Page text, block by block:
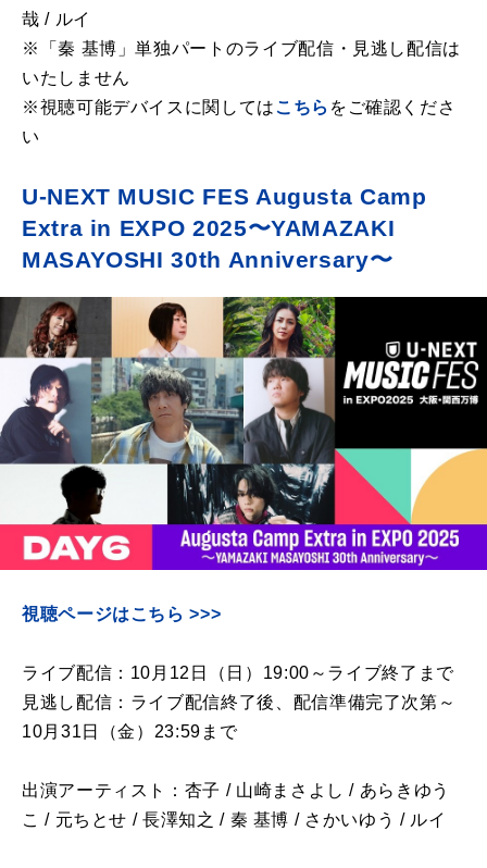
哉 / ルイ
※「秦 基博」単独パートのライブ配信・見逃し配信は
いたしません
※視聴可能デバイスに関してはこちら をご確認くださ
い
U-NEXT MUSIC FES Augusta Camp
Extra in EXPO 2025〜YAMAZAKI
MASAYOSHI 30th Anniversary〜
視聴ページはこちら >>>
ライブ配信： 10月 12 日（日） 19:00 ～ライブ終了まで
見逃し配信：ライブ配信終了後、配信準備完了次第～
10月 31日（金） 23:59 まで
出演アーティスト：杏子 / 山崎まさよし / あらきゆう
こ / 元ちとせ /長澤知之 / 秦 基博 / さかいゆう / ルイ